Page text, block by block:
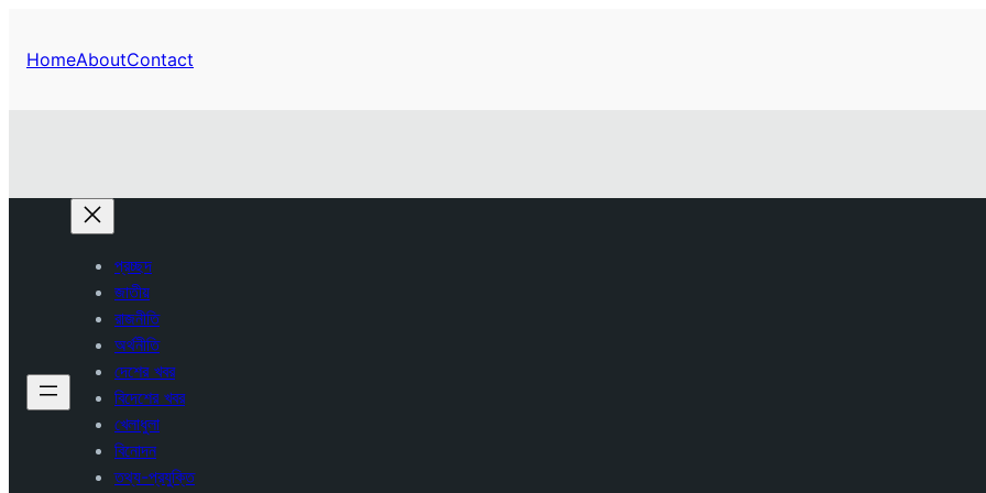
HomeAboutContact
প্রচ্ছদ
জাতীয়
রাজনীতি
অর্থনীতি
দেশের খবর
বিদেশের খবর
খেলাধুলা
বিনোদন
তথ্য-প্রযুক্তি